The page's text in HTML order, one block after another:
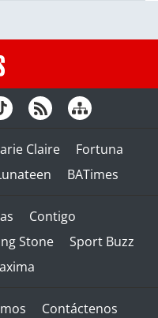
Claire
Fortuna
BATimes
Contigo
Stone
Sport Buzz
Contáctenos